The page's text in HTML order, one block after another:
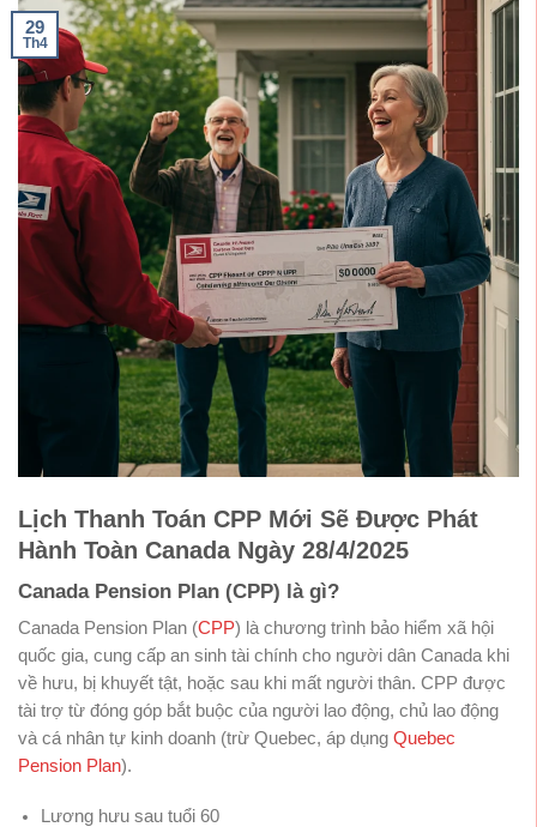
29
Th4
Lịch Thanh Toán CPP Mới Sẽ Được Phát
Hành Toàn Canada Ngày 28/4/2025
Canada Pension Plan (CPP) là gì?
Canada Pension Plan (CPP) là chương trình bảo hiểm xã hội
quốc gia, cung cấp an sinh tài chính cho người dân Canada khi
về hưu, bị khuyết tật, hoặc sau khi mất người thân. CPP được
tài trợ từ đóng góp bắt buộc của người lao động, chủ lao động
và cá nhân tự kinh doanh (trừ Quebec, áp dụng Quebec
Pension Plan).
Lương hưu sau tuổi 60